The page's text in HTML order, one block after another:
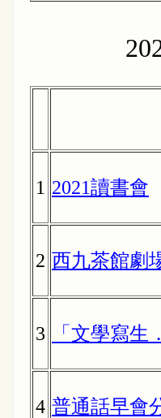
1 2021讀書會
2 西九茶館劇
3 「文學寫生
4 普通話早會